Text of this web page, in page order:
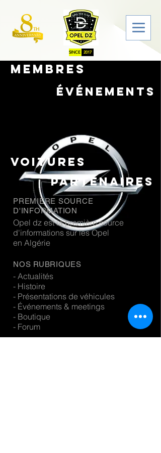
SINCE 2017
membres
événements
voitures
partenaires
PREMIÉRE SOURCE
D'INFORMATION
Opel dz est la première source
d'informations sur les Opel
en Algérie
NOS RUBRIQUES
- Actualités
- Histoire
- Présentations de véhicules
- Événements & meetings
- Boutique
- Forum